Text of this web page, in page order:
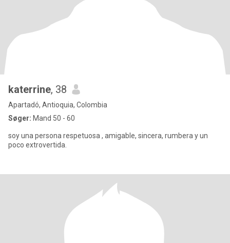
katerrine, 38
Apartadó, Antioquia, Colombia
Søger: Mand 50 - 60
soy una persona respetuosa , amigable, sincera, rumbera y un
poco extrovertida.